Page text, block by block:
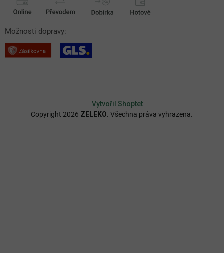
Možnosti dopravy:
Vytvořil Shoptet
Copyright 2026 ZELEKO. Všechna práva vyhrazena.